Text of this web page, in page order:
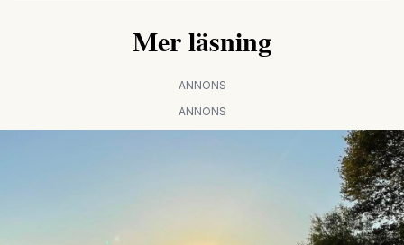
Mer läsning
ANNONS
ANNONS